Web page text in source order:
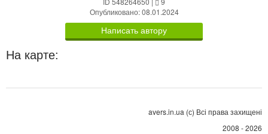
Опубликовано: 08.01.2024
Написать автору
На карте:
avers.in.ua (с) Всі права захищені
2008 - 2026